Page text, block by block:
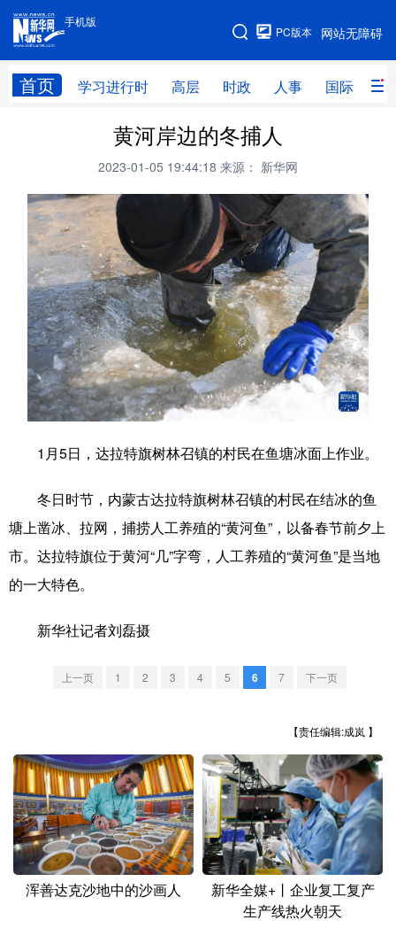
手机版
网站无障碍
PC版本
首页 学习进行时 高层 时政 人事 国际 财
手机版
网站地图
高层 时政
财经 网评
台湾 全球连线 教育
科技 量子 体育
文化 书画 健康 军事
访谈 视频 图片 政务
法律 中央文件 金融 汽车
食品 人居 信息化 数字经济
彩票 娱乐 时尚 悦读
文化产业
北京 天津 河北 山西
江苏
浙江 安徽 福建 江西
山东 河南 湖北 湖南
广东 广西 海南 重庆
四川 贵州 云南 西藏
青海 宁夏
黄河岸边的冬捕人
2023-01-05 19:44:18 来源： 新华网
1月5日，达拉特旗树林召镇的村民在鱼塘冰面上作业。
冬日时节，内蒙古达拉特旗树林召镇的村民在结冰的鱼
塘上凿冰、拉网，捕捞人工养殖的“黄河鱼”，以备春节前夕上
市。达拉特旗位于黄河“几”字弯，人工养殖的“黄河鱼”是当地
的一大特色。
新华社记者刘磊摄
上一页 1 2 3 4 5 6 7 下一页
【责任编辑:成岚 】
浑善达克沙地中的沙画人
新华全媒+丨企业复工复产
生产线热火朝天